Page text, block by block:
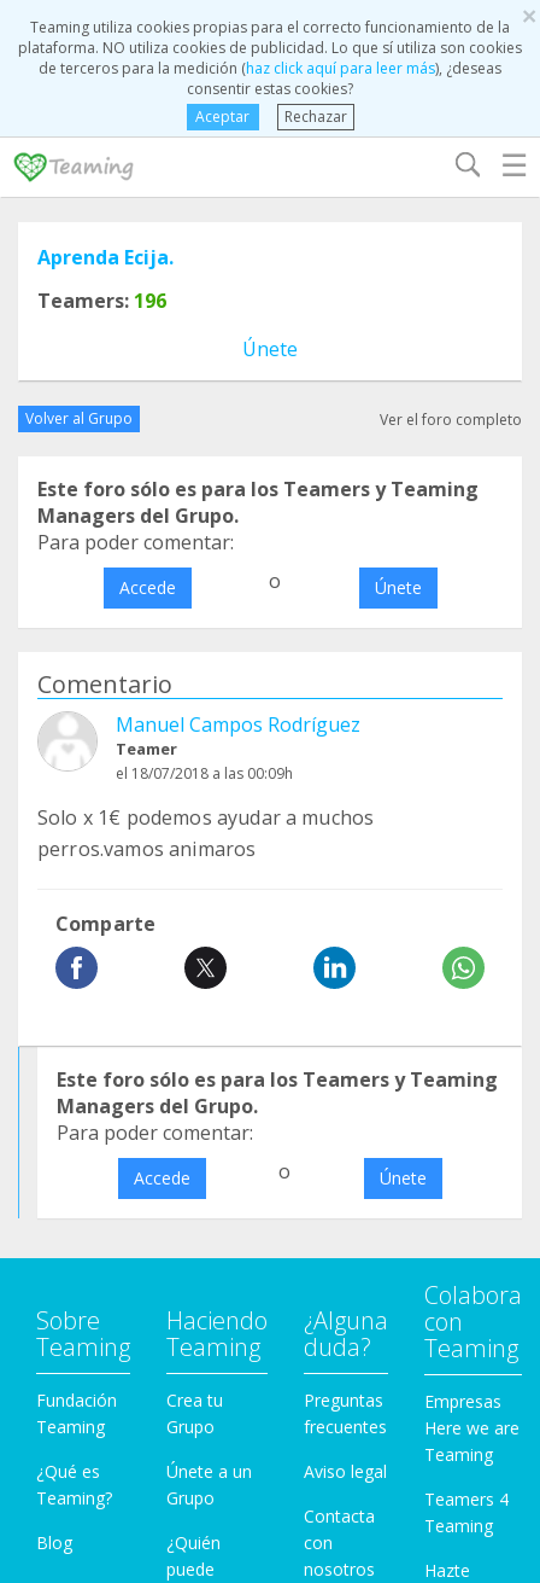
×
Teaming utiliza cookies propias para el correcto funcionamiento de la
plataforma. NO utiliza cookies de publicidad. Lo que sí utiliza son cookies
de terceros para la medición (haz click aquí para leer más), ¿deseas
consentir estas cookies?
Aceptar
Rechazar
☰
Aprenda Ecija.
Teamers: 196
Únete
Volver al Grupo Ver el foro completo
Este foro sólo es para los Teamers y Teaming
Managers del Grupo.
Para poder comentar:
Accede o Únete
Comentario
Manuel Campos Rodríguez
Teamer
el 18/07/2018 a las 00:09h
Solo x 1€ podemos ayudar a muchos
perros.vamos animaros
Comparte
Este foro sólo es para los Teamers y Teaming
Managers del Grupo.
Para poder comentar:
Accede o Únete
Sobre
Teaming
Fundación
Teaming
¿Qué es
Teaming?
Blog
Haciendo
Teaming
Crea tu
Grupo
Únete a un
Grupo
¿Quién
puede
¿Alguna
duda?
Preguntas
frecuentes
Aviso legal
Contacta
con
nosotros
Colabora
con
Teaming
Empresas
Here we are
Teaming
Teamers 4
Teaming
Hazte